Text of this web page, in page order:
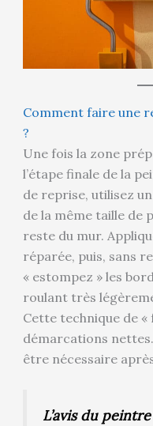
Comment faire une
?
Une fois la zone
l’étape finale de la
de reprise, utilisez un
de la même taille de
reste du mur.
réparée, puis, sans
« estompez » les
roulant très
Cette technique de «
démarcations
être nécessaire
L’avis du